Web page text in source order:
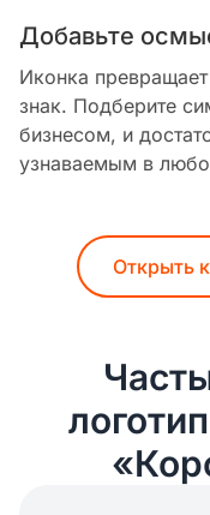
Добавьте
Иконка
знак. Подберите
бизнесом, и
узнаваемым в
Открыть